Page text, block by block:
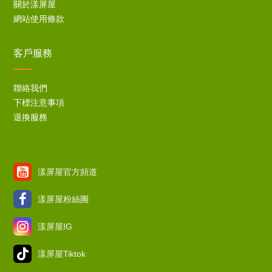
關於漾屏屋
網站使用條款
客戶服務
聯絡我們
下標注意事項
退換服務
漾屏屋官方頻道
漾屏屋粉絲團
漾屏屋IG
漾屏屋Tiktok